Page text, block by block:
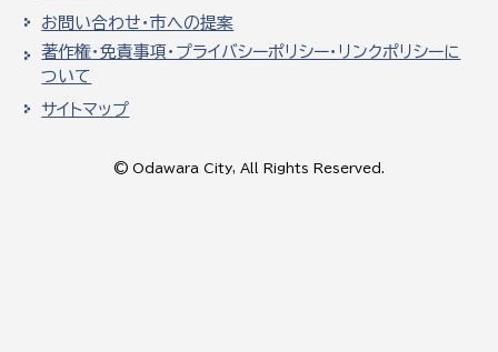
お問い合わせ・市への提案
著作権・免責事項・プライバシーポリシー・リンクポリシーに
ついて
サイトマップ
© Odawara City, All Rights Reserved.